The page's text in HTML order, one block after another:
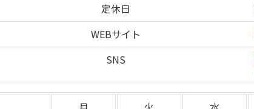
定休日
WEBサイト
SNS